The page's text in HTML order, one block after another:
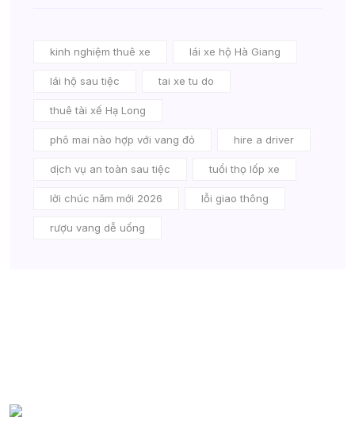
kinh nghiệm thuê xe lái xe hộ Hà Giang
lái hộ sau tiệc tai xe tu do
thuê tài xế Hạ Long
phô mai nào hợp với vang đỏ hire a driver
dịch vụ an toàn sau tiệc tuổi thọ lốp xe
lời chúc năm mới 2026 lỗi giao thông
rượu vang dễ uống